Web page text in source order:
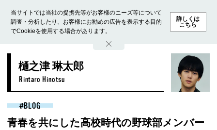
当サイトでは当社の提携先等がお客様のニーズ等について
調査・分析したり、お客様にお勧めの広告を表示する目的
でCookieを使用する場合があります。
詳しくは
こちら
ホーム モデル募集 ランキング ファッション ビューテ
樋之津 琳太郎
Rintaro Hinotsu
BLOG
青春を共にした高校時代の野球部メンバー